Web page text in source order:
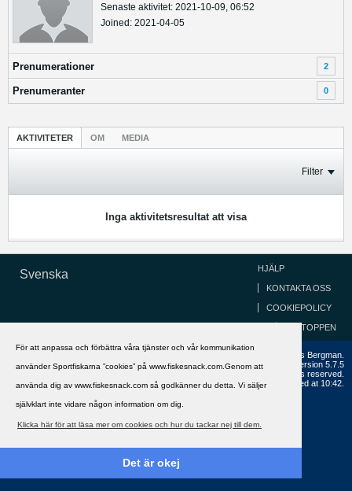
För att anpassa och förbättra våra tjänster och vår kommunikation
använder Sportfiskarna ”cookies” på www.fiskesnack.com.Genom att
använda dig av www.fiskesnack.com så godkänner du detta. Vi säljer
självklart inte vidare någon information om dig.
Klicka här för att läsa mer om cookies och hur du tackar nej till dem.
Det är okej
Senaste aktivitet: 2021-10-09, 06:52
Joined: 2021-04-05
Prenumerationer 2
Prenumeranter 0
AKTIVITETER OM MEDIA
Filter
Inga aktivitetsresultat att visa
Svenska HJÄLP
KONTAKTA OSS
COOKIEPOLICY
GÅ TILL TOPPEN
Copyright ©2002 - 2021, FiskeSnack.com. Grundad 2002 av Anders Bergman.
Powered byvBulletin®
Version 5.7.5
Copyright © 2026 MH Sub I, LLC dba vBulletin. All rights reserved.
All times are GMT+1. This page was generated at 10:42.